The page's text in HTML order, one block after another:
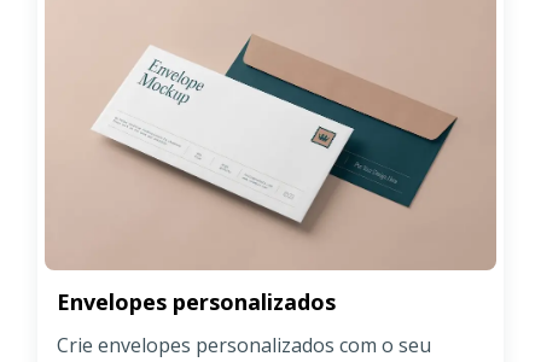
Envelopes personalizados
Crie envelopes personalizados com o seu